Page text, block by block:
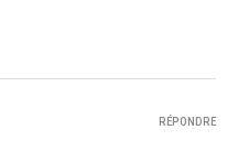
RÉPONDRE